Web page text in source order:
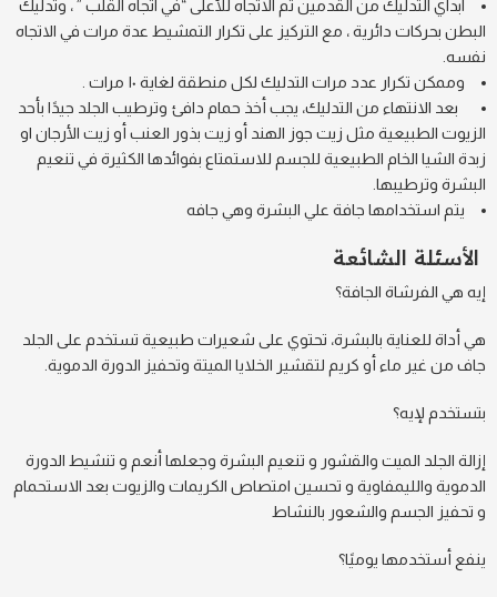
ابدآي التدليك من القدمين ثم الاتجاه للأعلى “في اتجاه القلب ” ، وتدليك
البطن بحركات دائرية ، مع التركيز على تكرار التمشيط عدة مرات في الاتجاه
نفسه.
وممكن تكرار عدد مرات التدليك لكل منطقة لغاية ١٠ مرات .
بعد الانتهاء من التدليك، يجب أخذ حمام دافئ وترطيب الجلد جيدًا بأحد
الزيوت الطبيعية مثل زيت جوز الهند أو زيت بذور العنب أو زيت الأرجان او
زبدة الشيا الخام الطبيعية للجسم للاستمتاع بفوائدها الكثيرة في تنعيم
البشرة وترطيبها.
يتم استخدامها جافة علي البشرة وهي جافه
الأسئلة الشائعة
إيه هي الفرشاة الجافة؟
هي أداة للعناية بالبشرة، تحتوي على شعيرات طبيعية تستخدم على الجلد
جاف من غير ماء أو كريم لتقشير الخلايا الميتة وتحفيز الدورة الدموية.
بتستخدم لإيه؟
إزالة الجلد الميت والقشور و تنعيم البشرة وجعلها أنعم و تنشيط الدورة
الدموية والليمفاوية و تحسين امتصاص الكريمات والزيوت بعد الاستحمام
و تحفيز الجسم والشعور بالنشاط
ينفع أستخدمها يوميًا؟